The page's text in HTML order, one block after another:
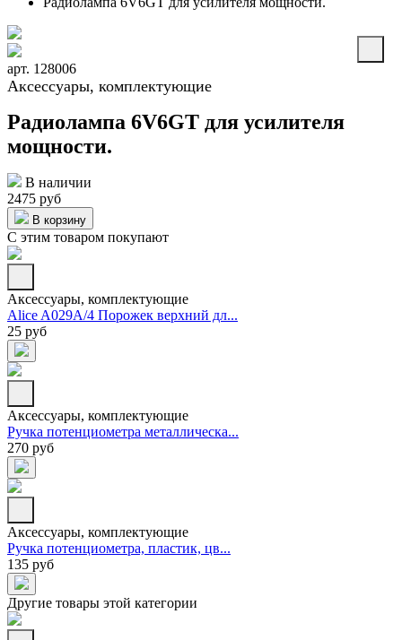
арт. 128006
Аксессуары, комплектующие
Радиолампа 6V6GT для усилителя
мощности.
В наличии
2475 руб
В корзину
С этим товаром покупают
Аксессуары, комплектующие
Alice A029A/4 Порожек верхний дл...
25 руб
Аксессуары, комплектующие
Ручка потенциометра металлическа...
270 руб
Аксессуары, комплектующие
Ручка потенциометра, пластик, цв...
135 руб
Другие товары этой категории